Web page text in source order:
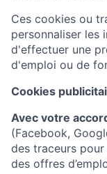
Ces cookies ou
personnaliser les
d'effectuer une
d'emploi ou de
Cookies
Avec votre
(Facebook,
des traceurs
des offres